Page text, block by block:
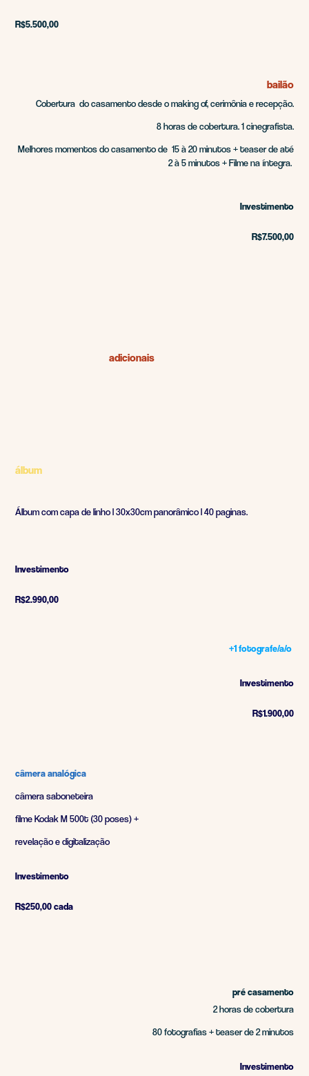
R$5.500,00
bailão
Cobertura do casamento desde o making of, cerimônia e recepção.
8 horas de cobertura. 1 cinegrafista.
Melhores momentos do casamento de 15 à 20 minutos + teaser de até
2 à 5 minutos + Filme na íntegra.
Investimento
R$7.500,00
adicionais
álbum
Álbum com capa de linho l 30x30cm panorâmico l 40 paginas.
Investimento
R$2.990,00
+1 fotografe/a/o
Investimento
R$1.900,00
câmera analógica
câmera saboneteira
filmeKodak M 500t (30 poses) +
revelação e digitalização
Investimento
R$250,00 cada
pré casamento
2 horas de cobertura
80 fotografias + teaser de 2 minutos
Investimento